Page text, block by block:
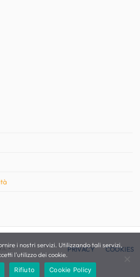
-
PRIVACY COOKIES
i nostri servizi. Utilizzando tali servizi,
l'utilizzo dei cookie.
Rifiuto Cookie Policy